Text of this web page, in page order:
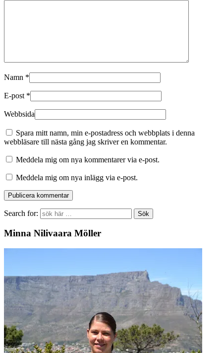
Namn *
E-post *
Webbsida
Spara mitt namn, min e-postadress och webbplats i denna
webbläsare till nästa gång jag skriver en kommentar.
Meddela mig om nya kommentarer via e-post.
Meddela mig om nya inlägg via e-post.
Search for:
Minna Nilivaara Möller